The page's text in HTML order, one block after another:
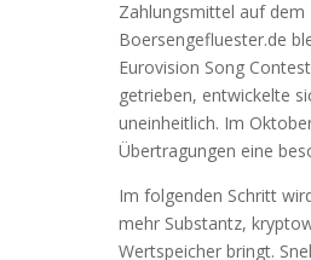
Zahlungsmittel auf
Boersengefluester.de
Eurovision Song
getrieben, entwickelte
uneinheitlich. Im
Übertragungen eine
Im folgenden Schritt
mehr Substantz,
Wertspeicher bringt.